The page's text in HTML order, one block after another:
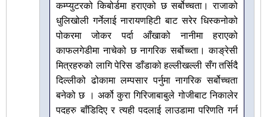
कम्प्युटरको किबोर्डमा हराएको छ सर्बोच्चता। राजाको
धुलिखोली गर्नेलाई नारायणहिटी बाट सरेर धिस्कनोको
पोकरमा जोकर पर्दा आँखाको नानीमा हराएको
काफलगेडीमा नाचेको छ नागरिक सर्बोच्च्ता। काङ्रेसी
मित्रहरुको लागि पेरिस डाँडाको हल्लीखल्ली सँग तर्सिदै
दिल्लीको ढोकामा लम्पसार पर्नुमा नागरिक सर्बोच्चता
बनेको छ । अर्को कुरा गिरिजाबाबुले गोजीबाट निकालेर
पदहरु बाँडिदिए र त्यही पदलाई लाउडामा परिणति गर्न